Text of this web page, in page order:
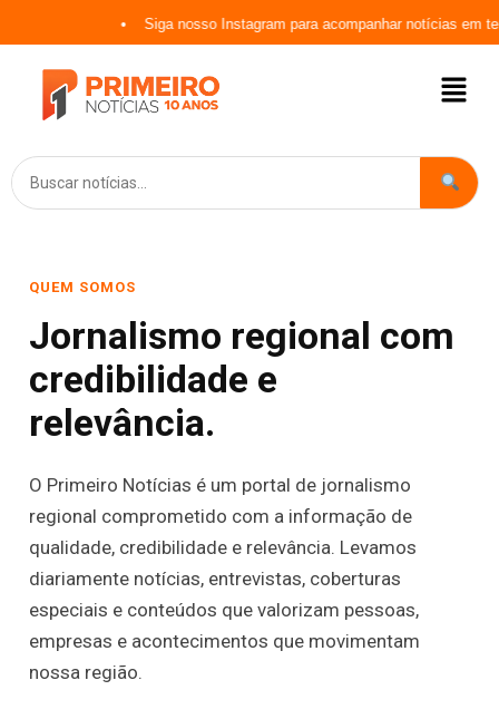
Siga nosso Instagram para acompanhar notícias em
QUEM SOMOS
Jornalismo regional com
credibilidade e
relevância.
O Primeiro Notícias é um portal de jornalismo
regional comprometido com a informação de
qualidade, credibilidade e relevância. Levamos
diariamente notícias, entrevistas, coberturas
especiais e conteúdos que valorizam pessoas,
empresas e acontecimentos que movimentam
nossa região.